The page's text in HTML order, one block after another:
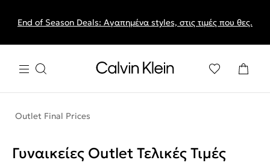
End of Season Deals: Αγαπημένα styles, στις τιμές που θες.
Outlet Final Prices
Γυναικείες Outlet Τελικές Τιμές